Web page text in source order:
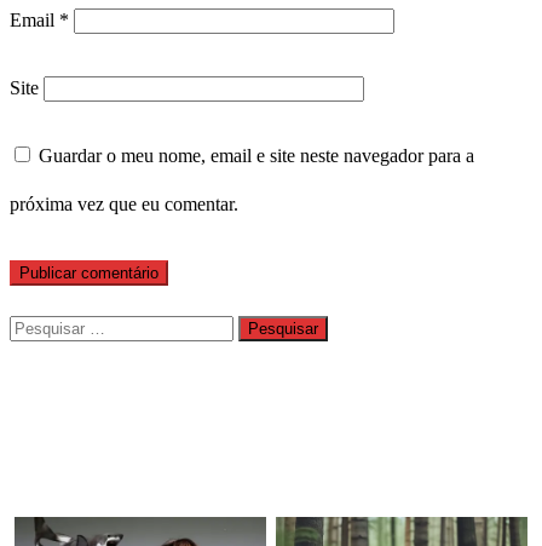
Email *
Site
Guardar o meu nome, email e site neste navegador para a
próxima vez que eu comentar.
Pesquisar
por: